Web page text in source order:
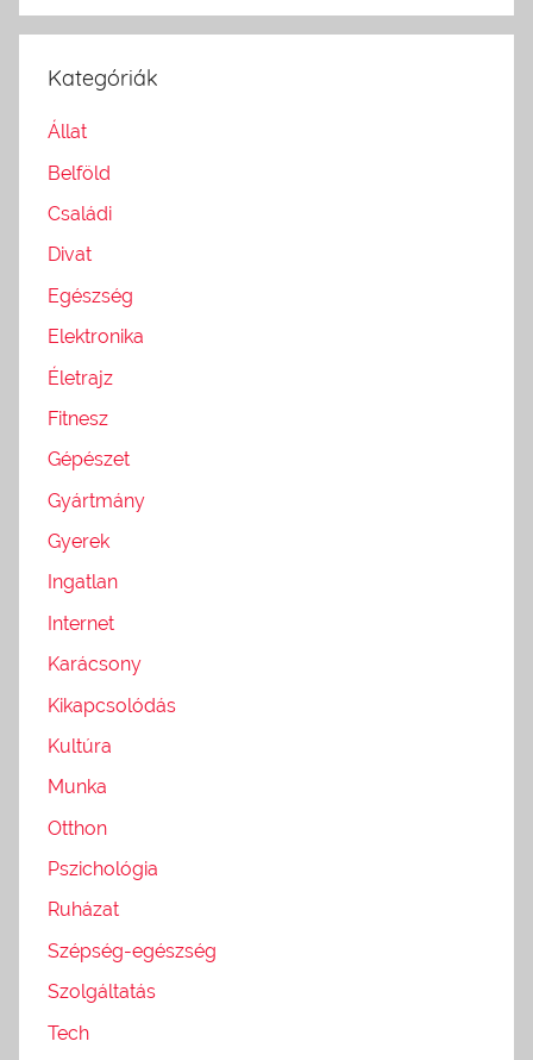
Kategóriák
Állat
Belföld
Családi
Divat
Egészség
Elektronika
Életrajz
Fitnesz
Gépészet
Gyártmány
Gyerek
Ingatlan
Internet
Karácsony
Kikapcsolódás
Kultúra
Munka
Otthon
Pszichológia
Ruházat
Szépség-egészség
Szolgáltatás
Tech